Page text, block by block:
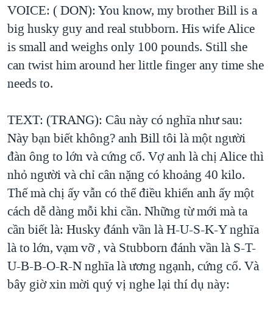
VOICE: ( DON): You know, my brother Bill is a
big husky guy and real stubborn. His wife Alice
is small and weighs only 100 pounds. Still she
can twist him around her little finger any time she
needs to.
TEXT: (TRANG): Câu này có nghĩa như sau:
Này bạn biết không? anh Bill tôi là một người
đàn ông to lớn và cứng cổ. Vợ anh là chị Alice thì
nhỏ người và chỉ cân nặng có khoảng 40 kilo.
Thế mà chị ấy vẫn có thể điều khiển anh ấy một
cách dễ dàng mỗi khi cần. Những từ mới mà ta
cần biết là: Husky đánh vần là H-U-S-K-Y nghĩa
là to lớn, vạm vỡ , và Stubborn đánh vần là S-T-
U-B-B-O-R-N nghĩa là ương ngạnh, cứng cổ. Và
bây giờ xin mời quý vị nghe lại thí dụ này: